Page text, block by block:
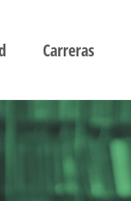
Carreras